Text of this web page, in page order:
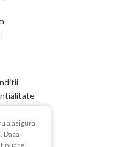
a asigura
Daca